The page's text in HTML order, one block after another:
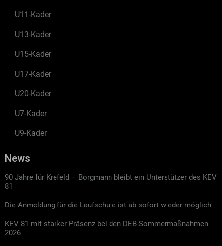
U11-Kader
U13-Kader
U15-Kader
U17-Kader
U20-Kader
U7-Kader
U9-Kader
News
90 Jahre für Krefeld – Borgmann bleibt ein Unterstützer des KEV
81
Die Anmeldung für die Laufschule ist ab sofort wieder möglich
KEV 81 mit starker Präsenz bei den DEB-Sommermaßnahmen
2026